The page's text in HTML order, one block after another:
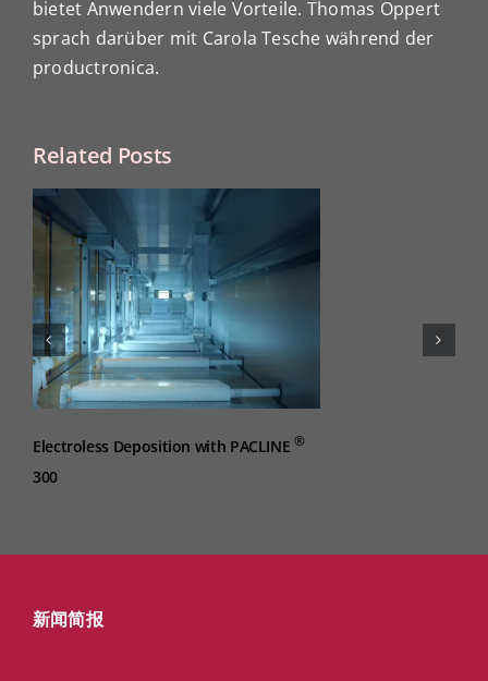
bietet Anwendern viele Vorteile. Thomas Oppert
sprach darüber mit Carola Tesche während der
productronica.
Related Posts
Electroless Deposition with PACLINE®
300
新闻简报